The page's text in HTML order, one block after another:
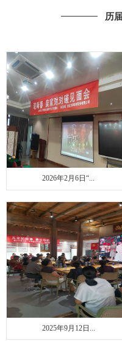
历
2026年2月6日“...
2025年9月12日...
联系我们